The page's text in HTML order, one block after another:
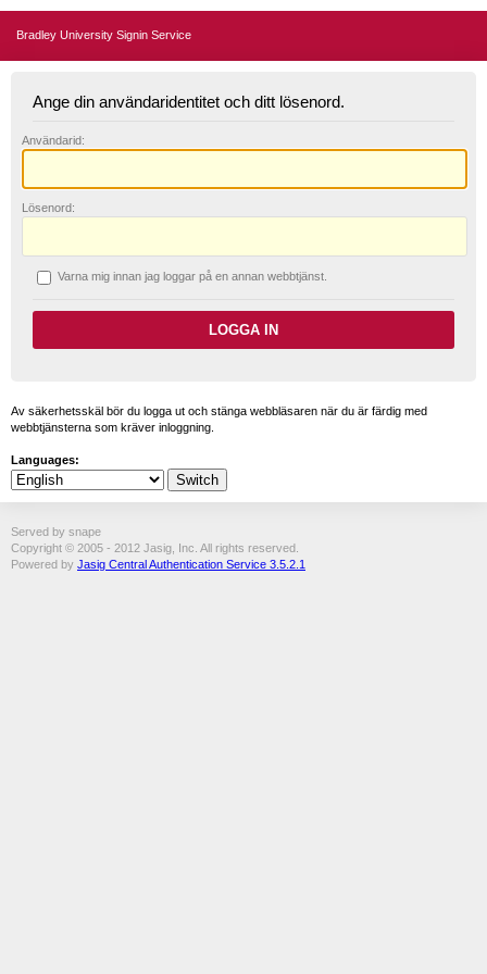
Bradley University Signin Service
Ange din användaridentitet och ditt lösenord.
Användarid:
L ösenord:
Varna mig innan jag loggar på en annan webbtjänst.
Av säkerhetsskäl bör du logga ut och stänga webbläsaren när du är färdig med
webbtjänsterna som kräver inloggning.
Languages:
Served by snape
Copyright © 2005 - 2012 Jasig, Inc. All rights reserved.
Powered by Jasig Central Authentication Service 3.5.2.1